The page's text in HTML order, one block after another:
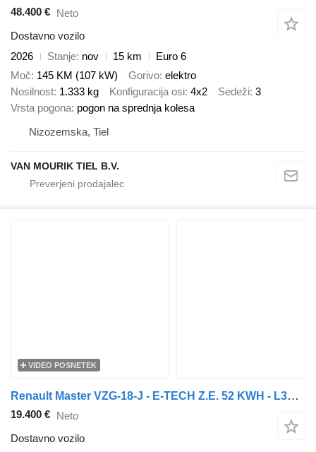
48.400 € Neto
Dostavno vozilo
2026
Stanje nov 15 km
Euro 6
Moč 145 KM (107 kW) Gorivo elektro
Nosilnost 1.333 kg Konfiguracija osi 4x2 Sedeži 3
Vrsta pogona pogon na sprednja kolesa
Nizozemska, Tiel
VAN MOURIK TIEL B.V.
VIDEO POSNETEK
Renault Master VZG-18-J - E-TECH Z.E. 52 KWH - L3H2 GESLOTEN
19.400 € Neto
Dostavno vozilo